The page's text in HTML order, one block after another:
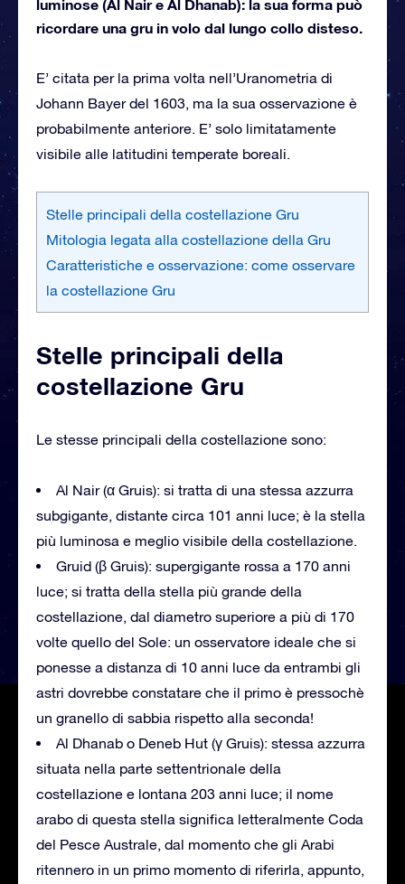
luminose (Al Nair e Al Dhanab): la sua forma può
ricordare una gru in volo dal lungo collo disteso.
E’ citata per la prima volta nell’Uranometria di
Johann Bayer del 1603, ma la sua osservazione è
probabilmente anteriore. E’ solo limitatamente
visibile alle latitudini temperate boreali.
Stelle principali della costellazione Gru
Mitologia legata alla costellazione della Gru
Caratteristiche e osservazione: come osservare
la costellazione Gru
Stelle principali della
costellazione Gru
Le stesse principali della costellazione sono:
Al Nair (α Gruis): si tratta di una stessa azzurra
subgigante, distante circa 101 anni luce; è la stella
più luminosa e meglio visibile della costellazione.
Gruid (β Gruis): supergigante rossa a 170 anni
luce; si tratta della stella più grande della
costellazione, dal diametro superiore a più di 170
volte quello del Sole: un osservatore ideale che si
ponesse a distanza di 10 anni luce da entrambi gli
astri dovrebbe constatare che il primo è pressochè
un granello di sabbia rispetto alla seconda!
Al Dhanab o Deneb Hut (γ Gruis): stessa azzurra
situata nella parte settentrionale della
costellazione e lontana 203 anni luce; il nome
arabo di questa stella significa letteralmente Coda
del Pesce Australe, dal momento che gli Arabi
ritennero in un primo momento di riferirla, appunto,